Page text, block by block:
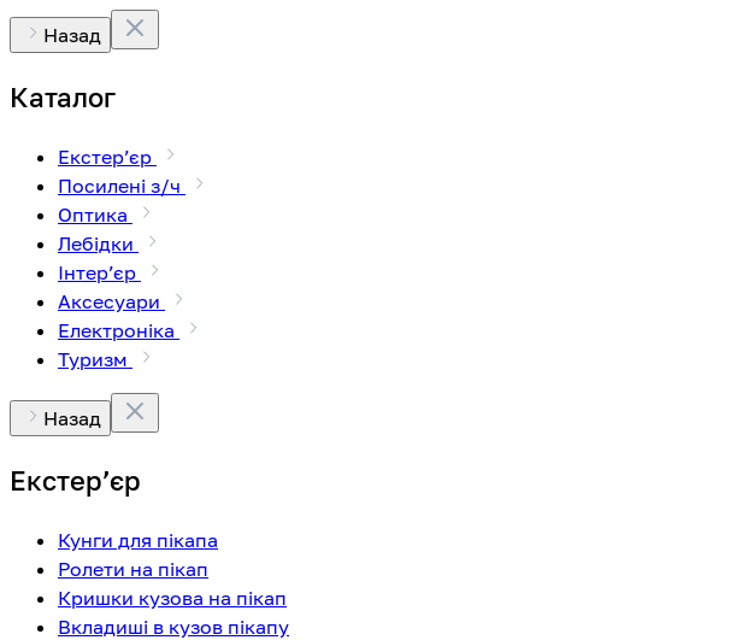
Назад
Каталог
Екстерʼєр
Посилені з/ч
Оптика
Лебідки
Інтерʼєр
Аксесуари
Електроніка
Туризм
Назад
Екстерʼєр
Кунги для пікапа
Ролети на пікап
Кришки кузова на пікап
Вкладиші в кузов пікапу